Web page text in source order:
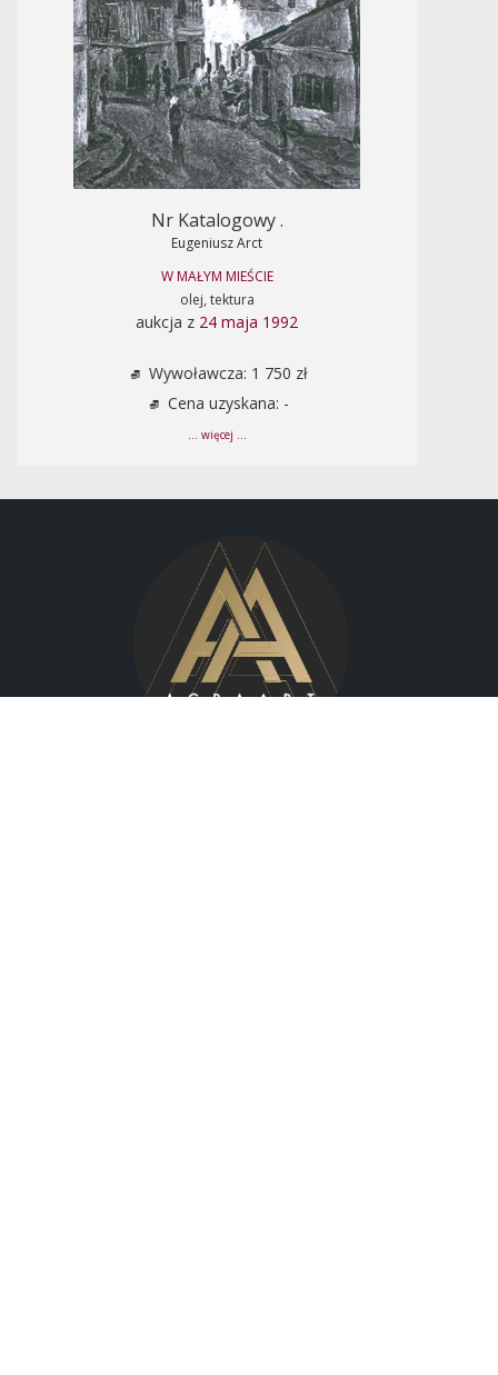
Nr Katalogowy .
Eugeniusz Arct
W MAŁYM MIEŚCIE
olej, tektura
aukcja z 24 maja 1992
Wywoławcza: 1 750 zł
Cena uzyskana: -
... więcej ...